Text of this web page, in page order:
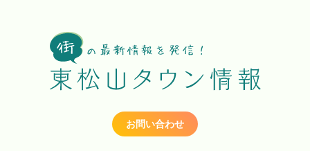
お問い合わせ